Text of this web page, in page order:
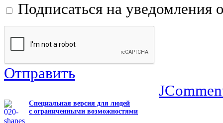
Подписаться на уведомления
Отправить
Специальная версия для людей
с ограниченными возможностями